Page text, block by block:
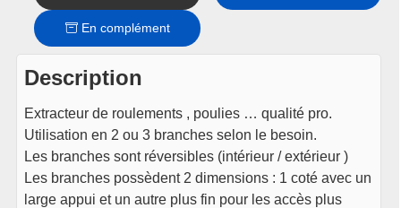
En complément
Description
Extracteur de roulements , poulies … qualité pro.
Utilisation en 2 ou 3 branches selon le besoin.
Les branches sont réversibles (intérieur / extérieur )
Les branches possèdent 2 dimensions : 1 coté avec un
large appui et un autre plus fin pour les accès plus